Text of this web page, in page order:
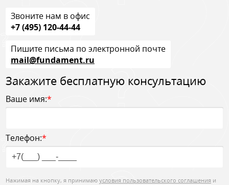
Звоните нам в офис
+7 (495) 120-44-44
Пишите письма по электронной почте
mail@fundament.ru
Закажите бесплатную консультацию
Ваше имя:*
Телефон:*
Нажимая на кнопку, я принимаю условия пользовательского соглашения и